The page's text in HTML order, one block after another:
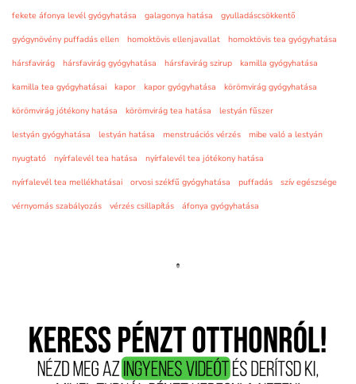
fekete áfonya levél gyógyhatása
galagonya hatása
gyulladáscsökkentő
gyógynövény puffadás ellen
homoktövis ellenjavallat
homoktövis tea gyógyhatása
hársfavirág
hársfavirág gyógyhatása hársfavirág szirup
kamilla gyógyhatása
kamilla tea gyógyhatásai
kapor kapor gyógyhatása
körömvirág gyógyhatása
körömvirág jótékony hatása
körömvirág tea hatása
lestyán fűszer
lestyán gyógyhatása
lestyán hatása menstruációs vérzés
mibe való a lestyán
nyugtató
nyírfalevél tea hatása
nyírfalevél tea jótékony hatása
nyírfalevél tea mellékhatásai
orvosi székfű gyógyhatása puffadás
szív egészsége
vérnyomás szabályozás
vérzés csillapítás áfonya gyógyhatása